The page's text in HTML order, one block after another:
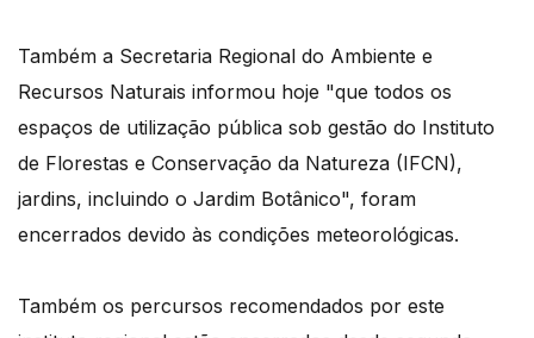
Também a Secretaria Regional do Ambiente e
Recursos Naturais informou hoje "que todos os
espaços de utilização pública sob gestão do Instituto
de Florestas e Conservação da Natureza (IFCN),
jardins, incluindo o Jardim Botânico", foram
encerrados devido às condições meteorológicas.
Também os percursos recomendados por este